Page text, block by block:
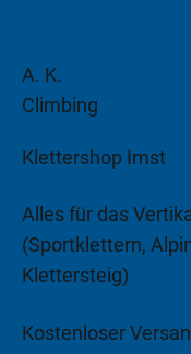
A. K.
Climbing
Klettershop Imst
Alles für das
(Sportklettern,
Klettersteig)
Kostenloser